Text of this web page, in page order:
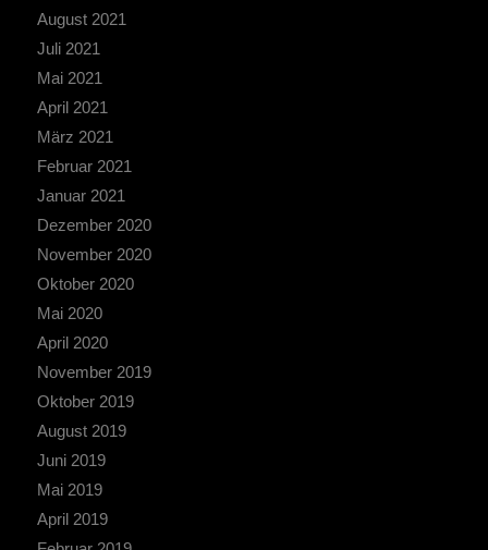
August 2021
Juli 2021
Mai 2021
April 2021
März 2021
Februar 2021
Januar 2021
Dezember 2020
November 2020
Oktober 2020
Mai 2020
April 2020
November 2019
Oktober 2019
August 2019
Juni 2019
Mai 2019
April 2019